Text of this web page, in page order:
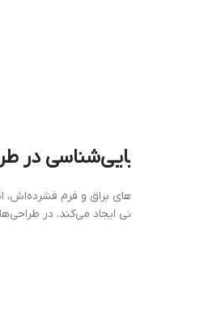
در طراحی
براق و فرم فشرده‌اش، انتخابی محبوب
می‌کند. در طراحی‌های مینیمال،